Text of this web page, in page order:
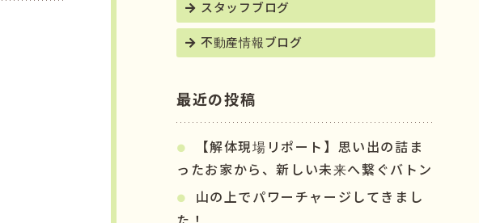
スタッフブログ
不動産情報ブログ
最近の投稿
【解体現場リポート】思い出の詰ま
ったお家から、新しい未来へ繋ぐバトン
山の上でパワーチャージしてきまし